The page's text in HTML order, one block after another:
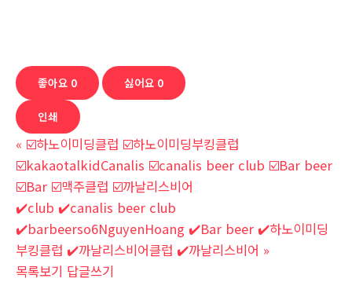
좋아요 0 싫어요 0
인쇄
« ☑️하노이미딩클럽 ☑️하노이미딩부킹클럽
☑️kakaotalkidCanalis ☑️canalis beer club ☑️Bar beer
☑️Bar ☑️맥주클럽 ☑️까날리스비어
✔️club ✔️canalis beer club
✔️barbeerso6NguyenHoang ✔️Bar beer ✔️하노이미딩
부킹클럽 ✔️까날리스비어클럽 ✔️까날리스비어 »
목록보기 답글쓰기